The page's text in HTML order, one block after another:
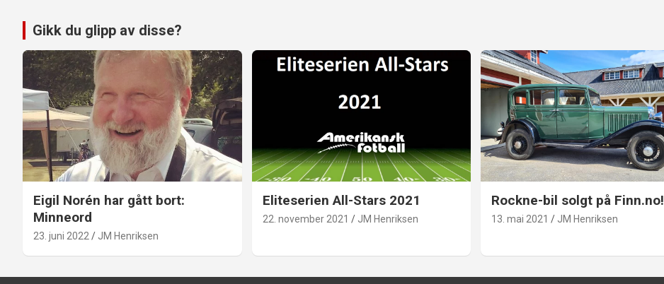
Gikk du glipp av disse?
Eigil Norén har gått bort:
Minneord
23. juni 2022 JM Henriksen
Eliteserien All-Stars 2021
22. november 2021 JM Henriksen
Rockne-bil solgt på Finn.no!
13. mai 2021 JM Henriksen